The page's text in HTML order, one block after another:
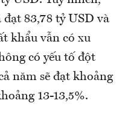
83,78 tỷ USD và
khẩu vẫn có xu
có yếu tố đột
năm sẽ đạt khoảng
13-13,5%.